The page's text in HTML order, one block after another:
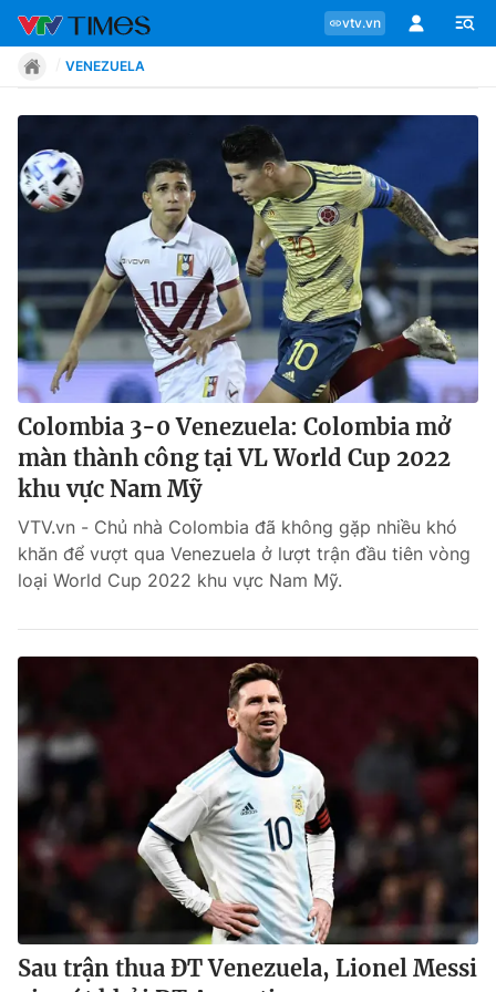
vtv.vn
Chuyên mục
Move
Phong cách
Chân dung
Sự kiện
Bóng đá
VIDEO
Bên lề
THỜI BÁO VTV
VENEZUELA
Colombia 3-0 Venezuela: Colombia mở
màn thành công tại VL World Cup 2022
khu vực Nam Mỹ
VTV.vn - Chủ nhà Colombia đã không gặp nhiều khó
khăn để vượt qua Venezuela ở lượt trận đầu tiên vòng
loại World Cup 2022 khu vực Nam Mỹ.
Sau trận thua ĐT Venezuela, Lionel Messi